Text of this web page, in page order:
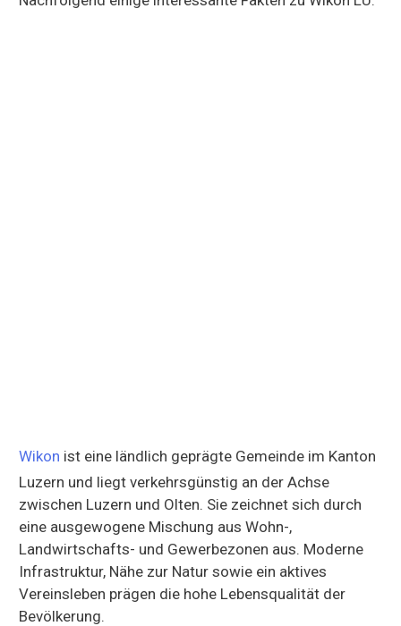
Wikon ist eine ländlich geprägte Gemeinde im Kanton
Luzern und liegt verkehrsgünstig an der Achse
zwischen Luzern und Olten. Sie zeichnet sich durch
eine ausgewogene Mischung aus Wohn-,
Landwirtschafts- und Gewerbezonen aus. Moderne
Infrastruktur, Nähe zur Natur sowie ein aktives
Vereinsleben prägen die hohe Lebensqualität der
Bevölkerung.